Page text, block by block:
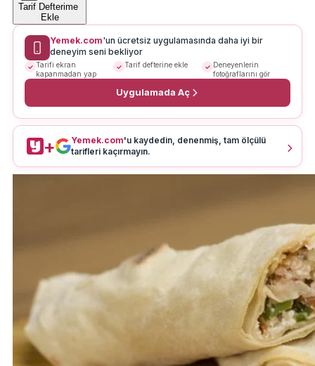
Tarif Defterime
Ekle
Yemek.com'un ücretsiz uygulamasında daha iyi bir
deneyim seni bekliyor
Tarifi ekran
kapanmadan yap
Tarif defterine ekle
Deneyenlerin
fotoğraflarını gör
Uygulamada Aç
+ Yemek.com'u kaydedin, denenmiş, tam ölçülü
tarifleri kaçırmayın.